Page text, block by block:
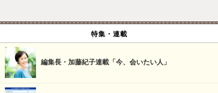
特集・連載
編集長・加藤紀子連載「今、会いたい人」